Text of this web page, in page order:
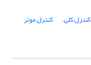
کنترل کلی. کنترل موثر